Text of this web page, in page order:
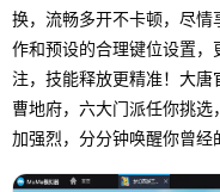
换，流畅多开不卡顿，尽
作和预设的合理键位设置，
注，技能释放更精准！大
曹地府，六大门派任你挑
加强烈，分分钟唤醒你曾经